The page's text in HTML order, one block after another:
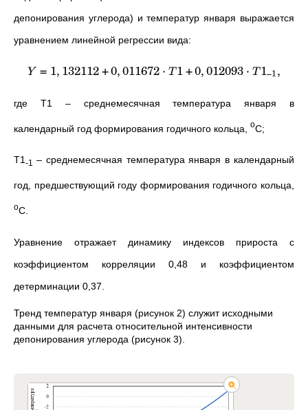
депонирования углерода) и температур января выражается
уравнением линейной регрессии вида:
Y = 1, 132112+0,011672 ⋅ T 1+0,012093 ⋅ T 1−1,
где Т1 – среднемесячная температура января в
календарный год формирования годичного кольца, оС;
Т1-1 – среднемесячная температура января в календарный
год, предшествующий году формирования годичного кольца,
оС.
Уравнение отражает динамику индексов прироста с
коэффициентом корреляции 0,48 и коэффициентом
детерминации 0,37.
Тренд температур января (рисунок 2) служит исходными
данными для расчета относительной интенсивности
депонирования углерода (рисунок 3).